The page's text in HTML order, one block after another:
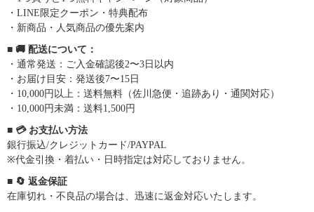
・LINE限定クーポン・特典配布
・新商品・人気商品の優先案内
■ 🚚 配送について：
・通常発送：ご入金確認後2〜3日以内
・お届け目安：発送後7〜15日
・10,000円以上：送料無料（佐川急便・追跡あり・通関対応）
・10,000円未満：送料1,500円
■ 💳 お支払い方法
銀行振込/クレジットカード/PAYPAL
※代金引換・着払い・日時指定は対応しておりません。
■ 🔄 返金保証
在庫切れ・不良品の場合は、迅速に返金対応いたします。